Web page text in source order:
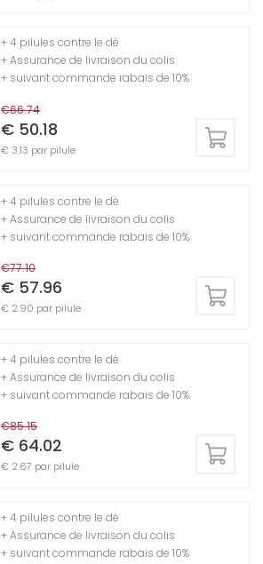
€66.74
€ 50.18
€ 3.13 par pilule
+ 4 pilules contre le dé
+ Assurance de livraison du colis
+ suivant commande rabais de 10%
€77.10
€ 57.96
€ 2.90 par pilule
+ 4 pilules contre le dé
+ Assurance de livraison du colis
+ suivant commande rabais de 10%
€85.15
€ 64.02
€ 2.67 par pilule
+ 4 pilules contre le dé
+ Assurance de livraison du colis
+ suivant commande rabais de 10%
+ 4 pilules contre le dé
+ Assurance de livraison du colis
+ suivant commande rabais de 10%